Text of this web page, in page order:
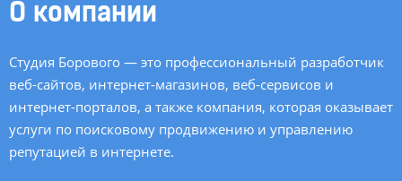
О компании
Студия Борового — это профессиональный разработчик
веб-сайтов, интернет-магазинов, веб-сервисов и
интернет-порталов, а также компания, которая оказывает
услуги по поисковому продвижению и управлению
репутацией в интернете.